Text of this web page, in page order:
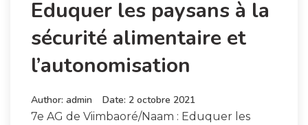
Eduquer les paysans à la
sécurité alimentaire et
l’autonomisation
Author: admin Date: 2 octobre 2021
7e AG de Viimbaoré/Naam : Eduquer les